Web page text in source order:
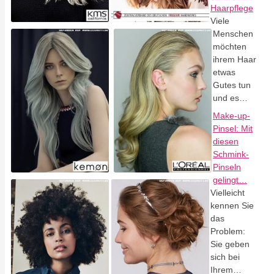
Haarpflege
Viele
Menschen
möchten
ihrem Haar
etwas
Gutes tun
und es…
Make-up-
Pinsel: Mit
diesen
Schmink-
Pinseln
gelingt…
Vielleicht
kennen Sie
das
Problem:
Sie geben
sich bei
Ihrem…